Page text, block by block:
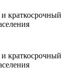
краткосрочный
краткосрочный